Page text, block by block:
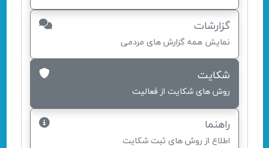
گزارشات
نمایش همه گزارش های مردمی
شکایت
روش های شکایت از فعالیت
راهنما
اطلاع از روش های ثبت شکایت